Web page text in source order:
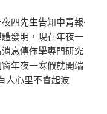
四先生告知中青報·
發明，現在年夜一
息傳佈學專門研究
年夜一寒假就開端
人心里不會起波